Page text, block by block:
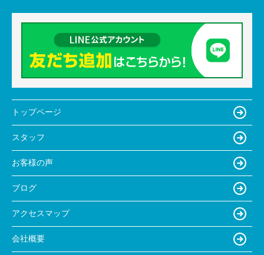
トップページ
スタッフ
お客様の声
ブログ
アクセスマップ
会社概要